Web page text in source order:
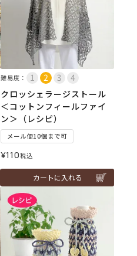
難易度：
クロッシェラージストール
＜コットンフィールファイ
ン＞（レシピ）
メール便10個まで可
¥110税込
カートに入れる